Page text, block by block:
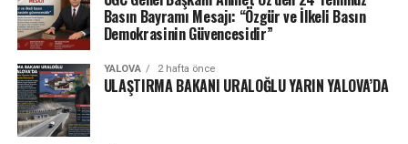
Basın Bayramı Mesajı: “Özgür ve İlkeli Basın
Demokrasinin Güvencesidir”
YALOVA 2 hafta önce
ULAŞTIRMA BAKANI URALOĞLU YARIN YALOVA’DA